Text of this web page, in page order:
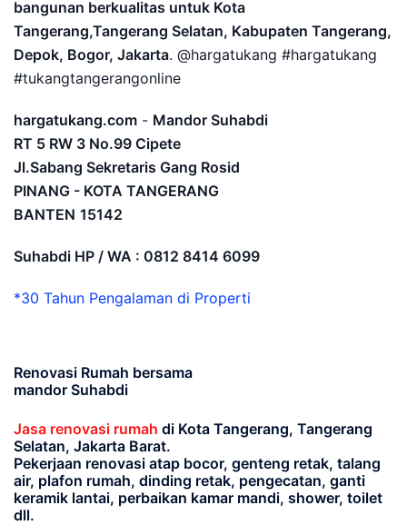
bangunan berkualitas untuk Kota
Tangerang,Tangerang Selatan, Kabupaten Tangerang,
Depok, Bogor, Jakarta. @hargatukang #hargatukang
#tukangtangerangonline
hargatukang.com - Mandor Suhabdi
RT 5 RW 3 No.99 Cipete
Jl.Sabang Sekretaris Gang Rosid
PINANG - KOTA TANGERANG
BANTEN 15142
Suhabdi HP / WA : 0812 8414 6099
*30 Tahun Pengalaman di Properti
Renovasi Rumah bersama
mandor Suhabdi
Jasa renovasi rumah di Kota Tangerang, Tangerang
Selatan, Jakarta Barat.
Pekerjaan renovasi atap bocor, genteng retak, talang
air, plafon rumah, dinding retak, pengecatan, ganti
keramik lantai, perbaikan kamar mandi, shower, toilet
dll.